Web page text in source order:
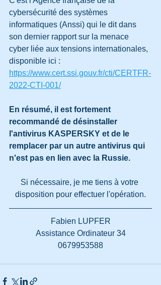
cybersécurité des systèmes
informatiques (Anssi) qui le dit dans
son dernier rapport sur la menace
cyber liée aux tensions internationales,
disponible ici :
https://www.cert.ssi.gouv.fr/cti/CERTFR-
2022-CTI-001/
En résumé, il est fortement
recommandé de désinstaller
l'antivirus KASPERSKY et de le
remplacer par un autre antivirus qui
n'est pas en lien avec la Russie.
Si nécessaire, je me tiens à votre
disposition pour effectuer l'opération.
Fabien LUPFER
Assistance Ordinateur 34
0679953588